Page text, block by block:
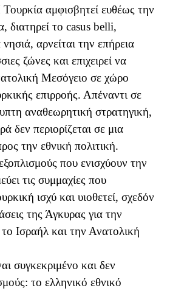
αμφισβητεί ευθέως την
διατηρεί το casus belli,
νησιά, αρνείται την επήρεια
ζώνες και επιχειρεί να
Μεσόγειο σε χώρο
επιρροής. Απέναντι σε
αναθεωρητική στρατηγική,
δεν περιορίζεται σε μια
την εθνική πολιτική.
που ενισχύουν την
τις συμμαχίες που
ισχύ και υιοθετεί, σχεδόν
της Άγκυρας για την
Ισραήλ και την Ανατολική
συγκεκριμένο και δεν
το ελληνικό εθνικό